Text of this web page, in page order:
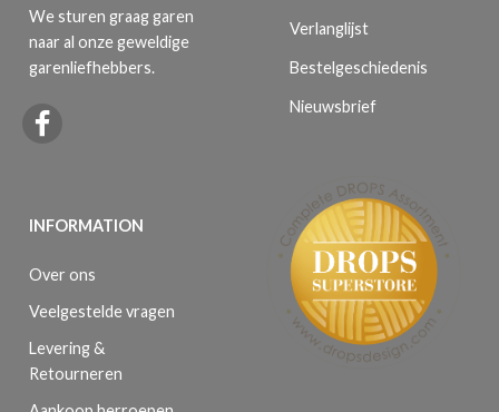
We sturen graag garen
naar al onze geweldige
garenliefhebbers.
INFORMATION
Over ons
Veelgestelde vragen
Levering &
Retourneren
Verlanglijst
Bestelgeschiedenis
Nieuwsbrief